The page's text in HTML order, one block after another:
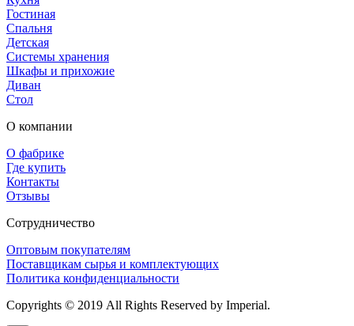
Гостиная
Спальня
Детская
Системы хранения
Шкафы и прихожие
Диван
Стол
О компании
О фабрике
Где купить
Контакты
Отзывы
Сотрудничество
Оптовым покупателям
Поставщикам сырья и комплектующих
Политика конфиденциальности
Copyrights © 2019 All Rights Reserved by Imperial.